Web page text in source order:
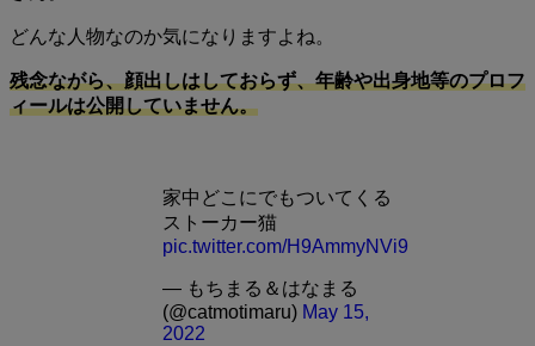
どんな人物なのか気になりますよね。
残念ながら、顔出しはしておらず、年齢や出身地等のプロフ
ィールは公開していません。
家中どこにでもついてくる
ストーカー猫
pic.twitter.com/H9AmmyNVi9
— もちまる＆はなまる
(@catmotimaru) May 15,
2022